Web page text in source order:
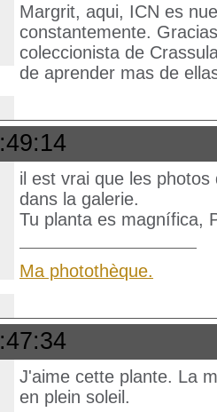
Margrit, aqui, ICN es
constantemente.
coleccionista de
de aprender mas de
il est vrai que les
dans la galerie.
Tu planta es magnífica,
Ma photothèque.
J'aime cette plante. La
en plein soleil.